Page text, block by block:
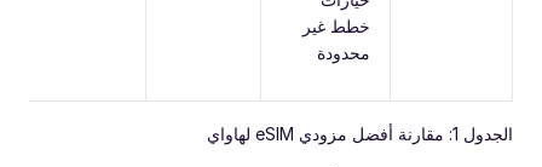
خطط غير
محدودة
الجدول 1: مقارنة أفضل مزودي eSIM لهاواي